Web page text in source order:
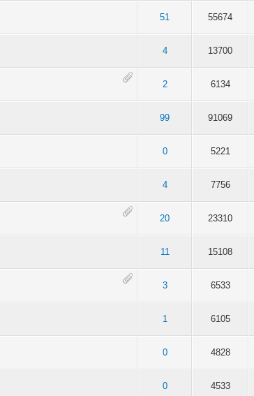
51 55674
4 13700
2 6134
99 91069
0 5221
4 7756
20 23310
11 15108
3 6533
1 6105
0 4828
0 4533